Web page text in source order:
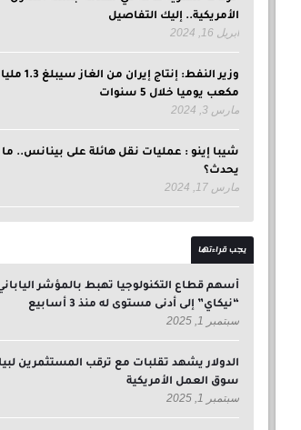
الأمريكية.. إليك التفاصيل
أبريل 16, 2024
وزير النفط: إنتاج
مكعب يوميا خلال 5 سنوات
مارس 3, 2024
شيبا إينو : عمليات نقل هائلة على بينانس.. ما
يحدث؟
مارس 17, 2024
يجب قراءتها
أسهم قطاع التكنولوجيا تهبط بالمؤشر
“نيكاي” إلى أدنى مستوى له منذ 3 أسابيع
سبتمبر 1, 2025
الدولار يشهد تقلبات مع ترقب المستثمرين
سوق العمل الأمريكية
سبتمبر 1, 2025